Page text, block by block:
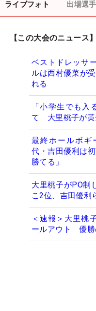
ライブフォト 出場選手
【この大会のニュース】
ベストドレッサ
ルは西村優菜が
れる
「小学生でも入
て 大里桃子が黄
最終ホールボ
代・吉田優利は
勝てる」
大里桃子がPO
こ2位、吉田優利
＜速報＞大里桃
ールアウト 優勝